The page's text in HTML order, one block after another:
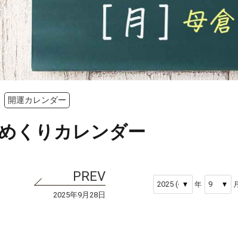
開運カレンダー
くりカレンダー
2025年9月28日
年 月